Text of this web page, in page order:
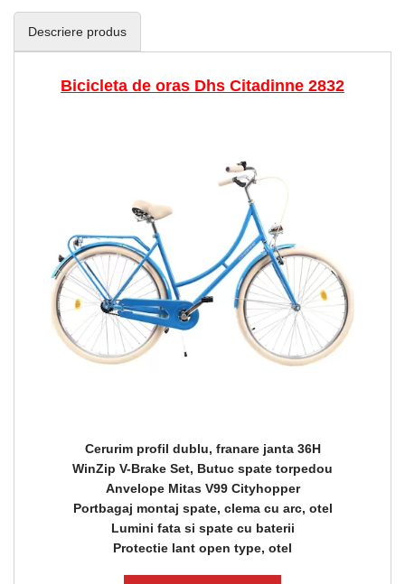
Descriere produs
Bicicleta de oras Dhs Citadinne 2832
Cerurim profil dublu, franare janta 36H
WinZip V-Brake Set, Butuc spate torpedou
Anvelope Mitas V99 Cityhopper
Portbagaj montaj spate, clema cu arc, otel
Lumini fata si spate cu baterii
Protectie lant open type, otel